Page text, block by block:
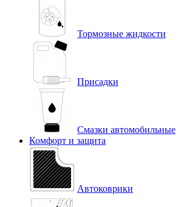
Тормозные жидкости
Присадки
Смазки автомобильные
Комфорт и защита
Автоковрики